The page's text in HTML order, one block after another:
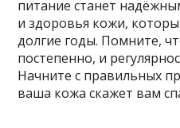
питание станет
и здоровья кожи,
долгие годы. Помните,
постепенно, и
Начните с правильных
ваша кожа скажет вам